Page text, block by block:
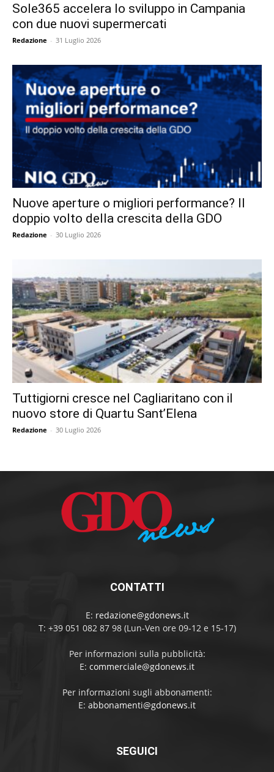
Sole365 accelera lo sviluppo in Campania
con due nuovi supermercati
Redazione - 31 Luglio 2026
Nuove aperture o migliori performance? Il
doppio volto della crescita della GDO
Redazione - 30 Luglio 2026
Tuttigiorni cresce nel Cagliaritano con il
nuovo store di Quartu Sant’Elena
Redazione - 30 Luglio 2026
CONTATTI
E: redazione@gdonews.it
T: +39 051 082 87 98 (Lun-Ven ore 09-12 e 15-17)
Per informazioni sulla pubblicità:
E: commerciale@gdonews.it
Per informazioni sugli abbonamenti:
E: abbonamenti@gdonews.it
SEGUICI